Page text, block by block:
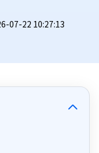
07-22 10:27:13